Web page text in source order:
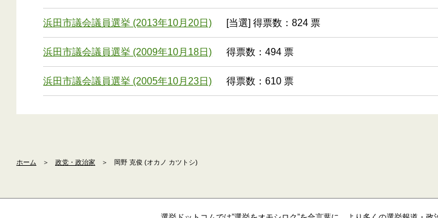
浜田市議会議員選挙 (2013年10月20日) [当選] 得票数：824 票
浜田市議会議員選挙 (2009年10月18日) 得票数：494 票
浜田市議会議員選挙 (2005年10月23日) 得票数：610 票
ホーム ＞ 政党・政治家 ＞ 岡野 克俊 (オカノ カツトシ)